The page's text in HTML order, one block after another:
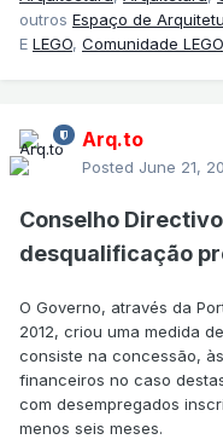
outros Espaço de
E LEGO, Comunidade LEGO
Arq.to
Posted June 21,
Conselho
desqualificação
O Governo, através da
2012, criou uma medida
consiste na concessão,
financeiros no caso
com desempregados
menos seis meses.